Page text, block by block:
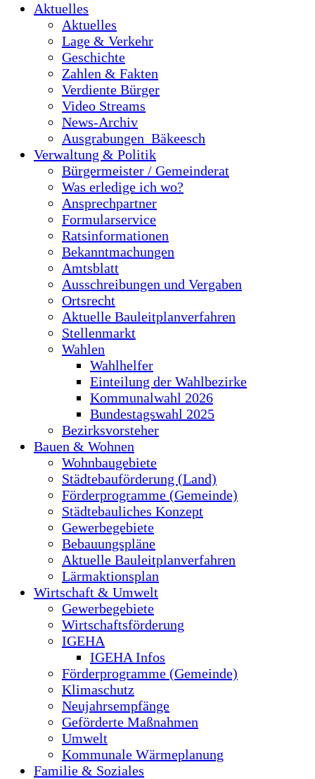
Aktuelles
Aktuelles
Lage & Verkehr
Geschichte
Zahlen & Fakten
Verdiente Bürger
Video Streams
News-Archiv
Ausgrabungen_Bäkeesch
Verwaltung & Politik
Bürgermeister / Gemeinderat
Was erledige ich wo?
Ansprechpartner
Formularservice
Ratsinformationen
Bekanntmachungen
Amtsblatt
Ausschreibungen und Vergaben
Ortsrecht
Aktuelle Bauleitplanverfahren
Stellenmarkt
Wahlen
Wahlhelfer
Einteilung der Wahlbezirke
Kommunalwahl 2026
Bundestagswahl 2025
Bezirksvorsteher
Bauen & Wohnen
Wohnbaugebiete
Städtebauförderung (Land)
Förderprogramme (Gemeinde)
Städtebauliches Konzept
Gewerbegebiete
Bebauungspläne
Aktuelle Bauleitplanverfahren
Lärmaktionsplan
Wirtschaft & Umwelt
Gewerbegebiete
Wirtschaftsförderung
IGEHA
IGEHA Infos
Förderprogramme (Gemeinde)
Klimaschutz
Neujahrsempfänge
Geförderte Maßnahmen
Umwelt
Kommunale Wärmeplanung
Familie & Soziales